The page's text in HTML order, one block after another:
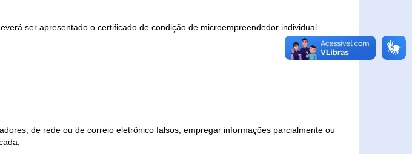
ser apresentado o certificado de condição de microempreendedor individual
de rede ou de correio eletrônico falsos; empregar informações parcialmente ou